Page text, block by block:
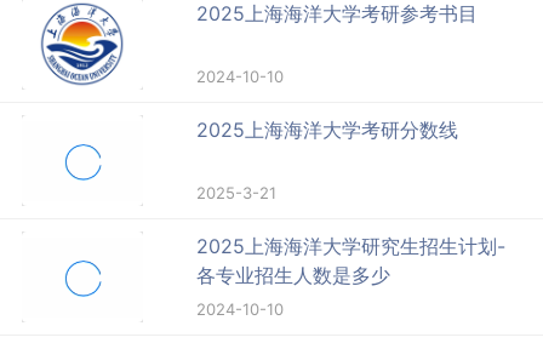
2025上海海洋大学考研参考书目
2024-10-10
2025上海海洋大学考研分数线
2025-3-21
2025上海海洋大学研究生招生计划-
各专业招生人数是多少
2024-10-10